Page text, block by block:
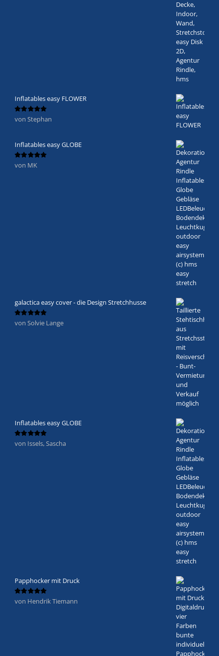
Inflatables easy FLOWER
Bewertet
von 5
von Stephan
Inflatables easy GLOBE
Bewertet
von MK
galactica easy cover - die Design Stretchhusse
Bewertet
von Solvie Lange
Inflatables easy GLOBE
Bewertet
von Issels, Sascha
Papphocker mit Druck
Bewertet
von Hendrik Tiemann